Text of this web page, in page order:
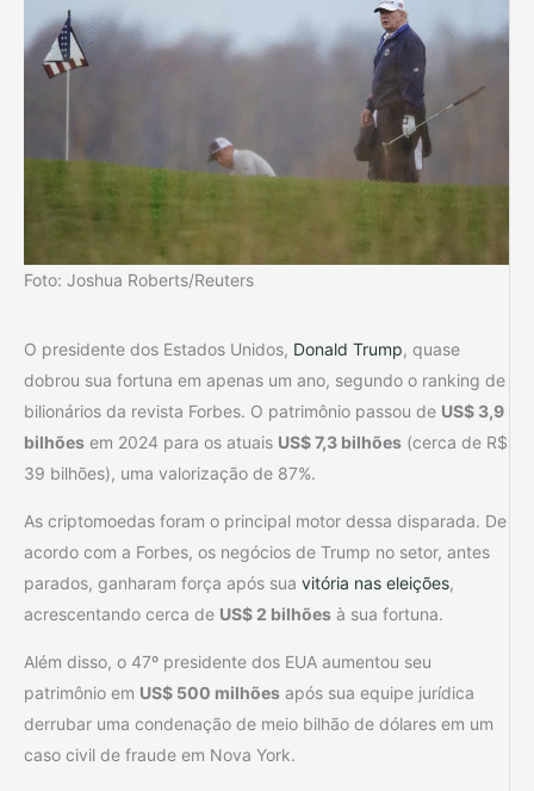
Foto: Joshua Roberts/Reuters
O presidente dos Estados Unidos, Donald Trump, quase
dobrou sua fortuna em apenas um ano, segundo o ranking de
bilionários da revista Forbes. O patrimônio passou de US$ 3,9
bilhões em 2024 para os atuais US$ 7,3 bilhões (cerca de R$
39 bilhões), uma valorização de 87%.
As criptomoedas foram o principal motor dessa disparada. De
acordo com a Forbes, os negócios de Trump no setor, antes
parados, ganharam força após sua vitória nas eleições,
acrescentando cerca de US$ 2 bilhões à sua fortuna.
Além disso, o 47º presidente dos EUA aumentou seu
patrimônio em US$ 500 milhões após sua equipe jurídica
derrubar uma condenação de meio bilhão de dólares em um
caso civil de fraude em Nova York.